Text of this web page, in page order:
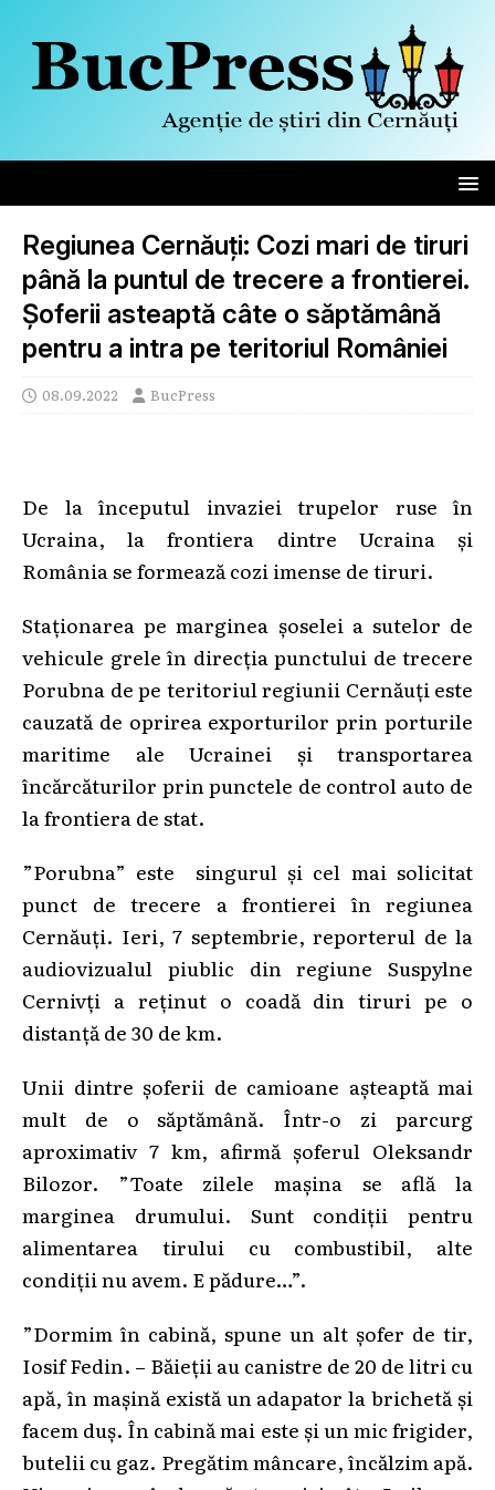
Regiunea Cernăuți: Cozi mari de tiruri
până la puntul de trecere a frontierei.
Șoferii asteaptă câte o săptămână
pentru a intra pe teritoriul României
08.09.2022 BucPress
De la începutul invaziei trupelor ruse în
Ucraina, la frontiera dintre Ucraina și
România se formează cozi imense de tiruri.
Staționarea pe marginea șoselei a sutelor de
vehicule grele în direcția punctului de trecere
Porubna de pe teritoriul regiunii Cernăuți este
cauzată de oprirea exporturilor prin porturile
maritime ale Ucrainei și transportarea
încărcăturilor prin punctele de control auto de
la frontiera de stat.
”Porubna” este singurul și cel mai solicitat
punct de trecere a frontierei în regiunea
Cernăuți. Ieri, 7 septembrie, reporterul de la
audiovizualul piublic din regiune Suspylne
Cernivți a reținut o coadă din tiruri pe o
distanță de 30 de km.
Unii dintre șoferii de camioane așteaptă mai
mult de o săptămână. Într-o zi parcurg
aproximativ 7 km, afirmă șoferul Oleksandr
Bilozor. ”Toate zilele mașina se află la
marginea drumului. Sunt condiții pentru
alimentarea tirului cu combustibil, alte
condiții nu avem. E pădure…”.
”Dormim în cabină, spune un alt șofer de tir,
Iosif Fedin. – Băieții au canistre de 20 de litri cu
apă, în mașină există un adapator la brichetă și
facem duș. În cabină mai este și un mic frigider,
butelii cu gaz. Pregătim mâncare, încălzim apă.